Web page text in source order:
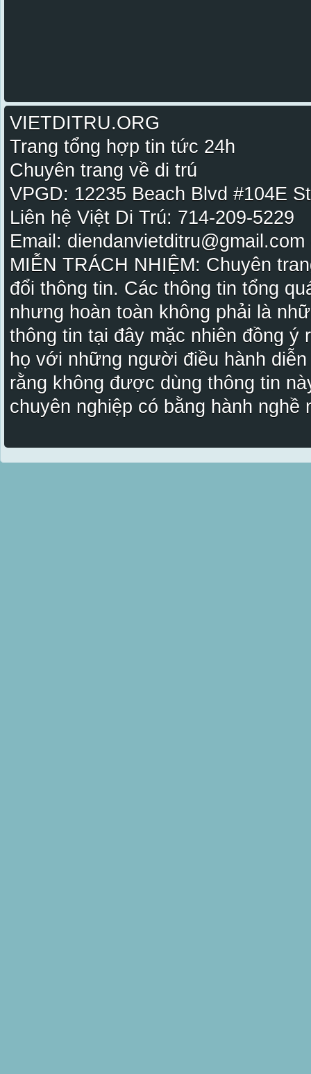
VIETDITRU.ORG
Trang tổng hợp tin tức 24h
Chuyên trang về di trú
VPGD: 12235 Beach Blvd #104E
Liên hệ Việt Di Trú: 714-209-5229
Email:
MIỄN TRÁCH NHIỆM: Chuyên
đổi thông tin. Các thông tin tổng
nhưng hoàn toàn không phải là
thông tin tại đây mặc nhiên đồng ý
họ với những người điều hành
rằng không được dùng thông tin
chuyên nghiệp có bằng hành